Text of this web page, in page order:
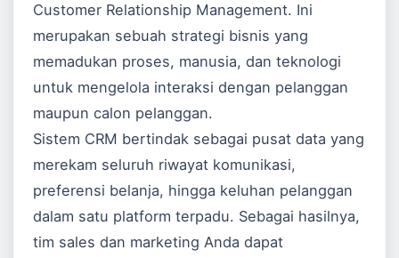
Customer Relationship Management. Ini
merupakan sebuah strategi bisnis yang
memadukan proses, manusia, dan teknologi
untuk mengelola interaksi dengan pelanggan
maupun calon pelanggan.
Sistem CRM bertindak sebagai pusat data yang
merekam seluruh riwayat komunikasi,
preferensi belanja, hingga keluhan pelanggan
dalam satu platform terpadu. Sebagai hasilnya,
tim sales dan marketing Anda dapat